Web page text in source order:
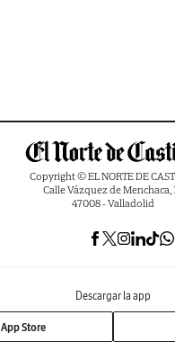
Copyright © EL NORTE DE
Calle Vázquez de Menchaca,
47008 - Valladolid
Descargar la app
App Store